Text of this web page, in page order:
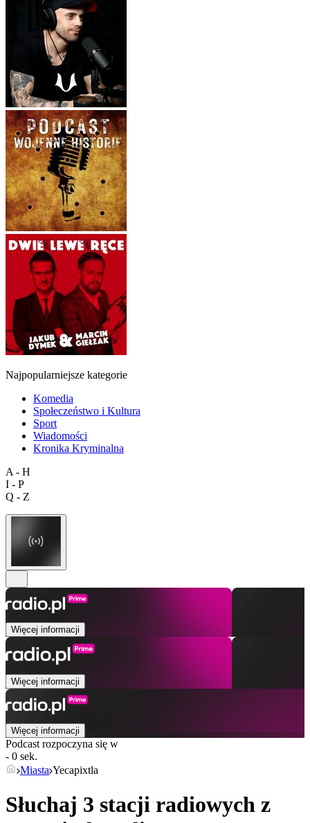
Najpopularniejsze kategorie
Komedia
Społeczeństwo i Kultura
Sport
Wiadomości
Kronika Kryminalna
A - H
I - P
Q - Z
Więcej informacji
Więcej informacji
Więcej informacji
Podcast rozpoczyna się w
- 0 sek.
Miasta Yecapixtla
Słuchaj 3 stacji radiowych z